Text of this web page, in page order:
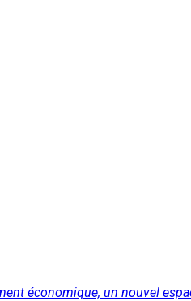
économique, un nouvel